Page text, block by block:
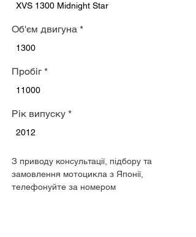
XVS 1300 Midnight Star
Об'єм двигуна *
1300
Пробіг *
11000
Рік випуску *
2012
З приводу консультації, підбору та
замовлення мотоцикла з Японії,
телефонуйте за номером